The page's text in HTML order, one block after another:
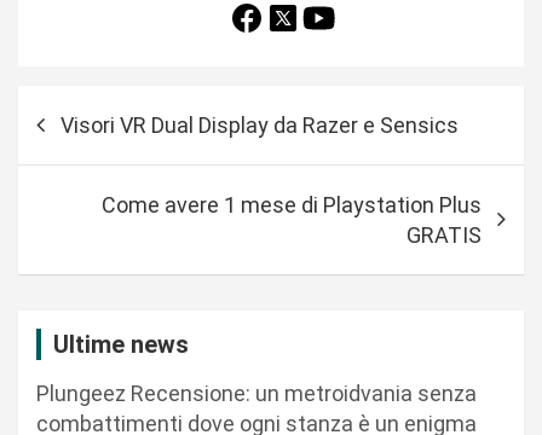
Visori VR Dual Display da Razer e Sensics
Come avere 1 mese di Playstation Plus
GRATIS
Ultime news
Plungeez Recensione: un metroidvania senza
combattimenti dove ogni stanza è un enigma